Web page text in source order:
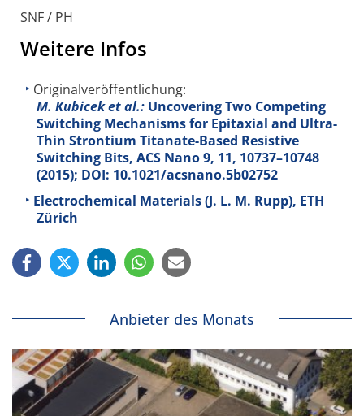
SNF / PH
Weitere Infos
Originalveröffentlichung:
M. Kubicek et al.: Uncovering Two Competing
Switching Mechanisms for Epitaxial and Ultra-
Thin Strontium Titanate-Based Resistive
Switching Bits, ACS Nano9, 11, 10737–10748
(2015); DOI: 10.1021/acsnano.5b02752
Electrochemical Materials (J. L. M. Rupp), ETH
Zürich
Anbieter des Monats